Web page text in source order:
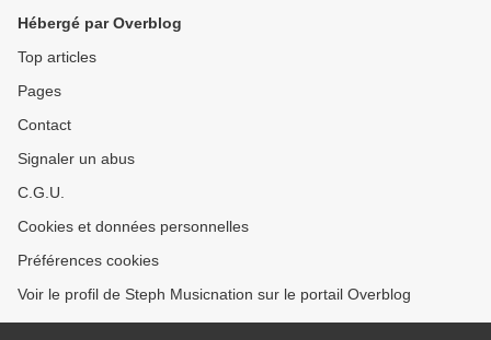
Hébergé par Overblog
Top articles
Pages
Contact
Signaler un abus
C.G.U.
Cookies et données personnelles
Préférences cookies
Voir le profil de Steph Musicnation sur le portail Overblog